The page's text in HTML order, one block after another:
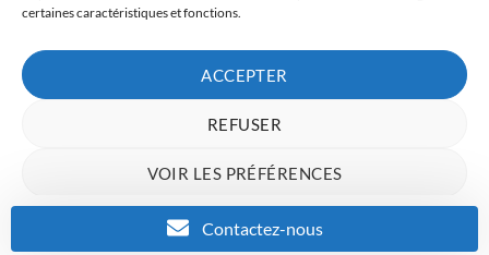
certaines caractéristiques et fonctions.
ACCEPTER
REFUSER
VOIR LES PRÉFÉRENCES
Charte de donnéesPolitique de confidentialité
Copyright 2023 © Inkcenter - Webdesign by
Contactez-nous